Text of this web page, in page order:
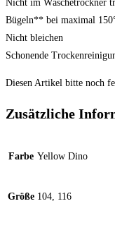
Nicht im Wäschetrockner
Bügeln** bei maximal
Nicht bleichen
Schonende
Diesen Artikel bitte noch
Zusätzliche
Farbe Yellow Dino
Größe 104, 116